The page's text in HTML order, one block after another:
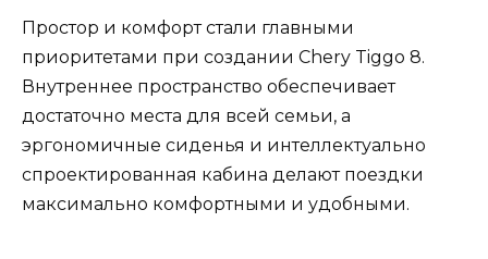
Простор и комфорт стали главными
приоритетами при создании Chery Tiggo 8.
Внутреннее пространство обеспечивает
достаточно места для всей семьи, а
эргономичные сиденья и интеллектуально
спроектированная кабина делают поездки
максимально комфортными и удобными.